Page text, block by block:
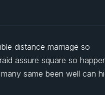
distance marriage so
assure square so
same been well can